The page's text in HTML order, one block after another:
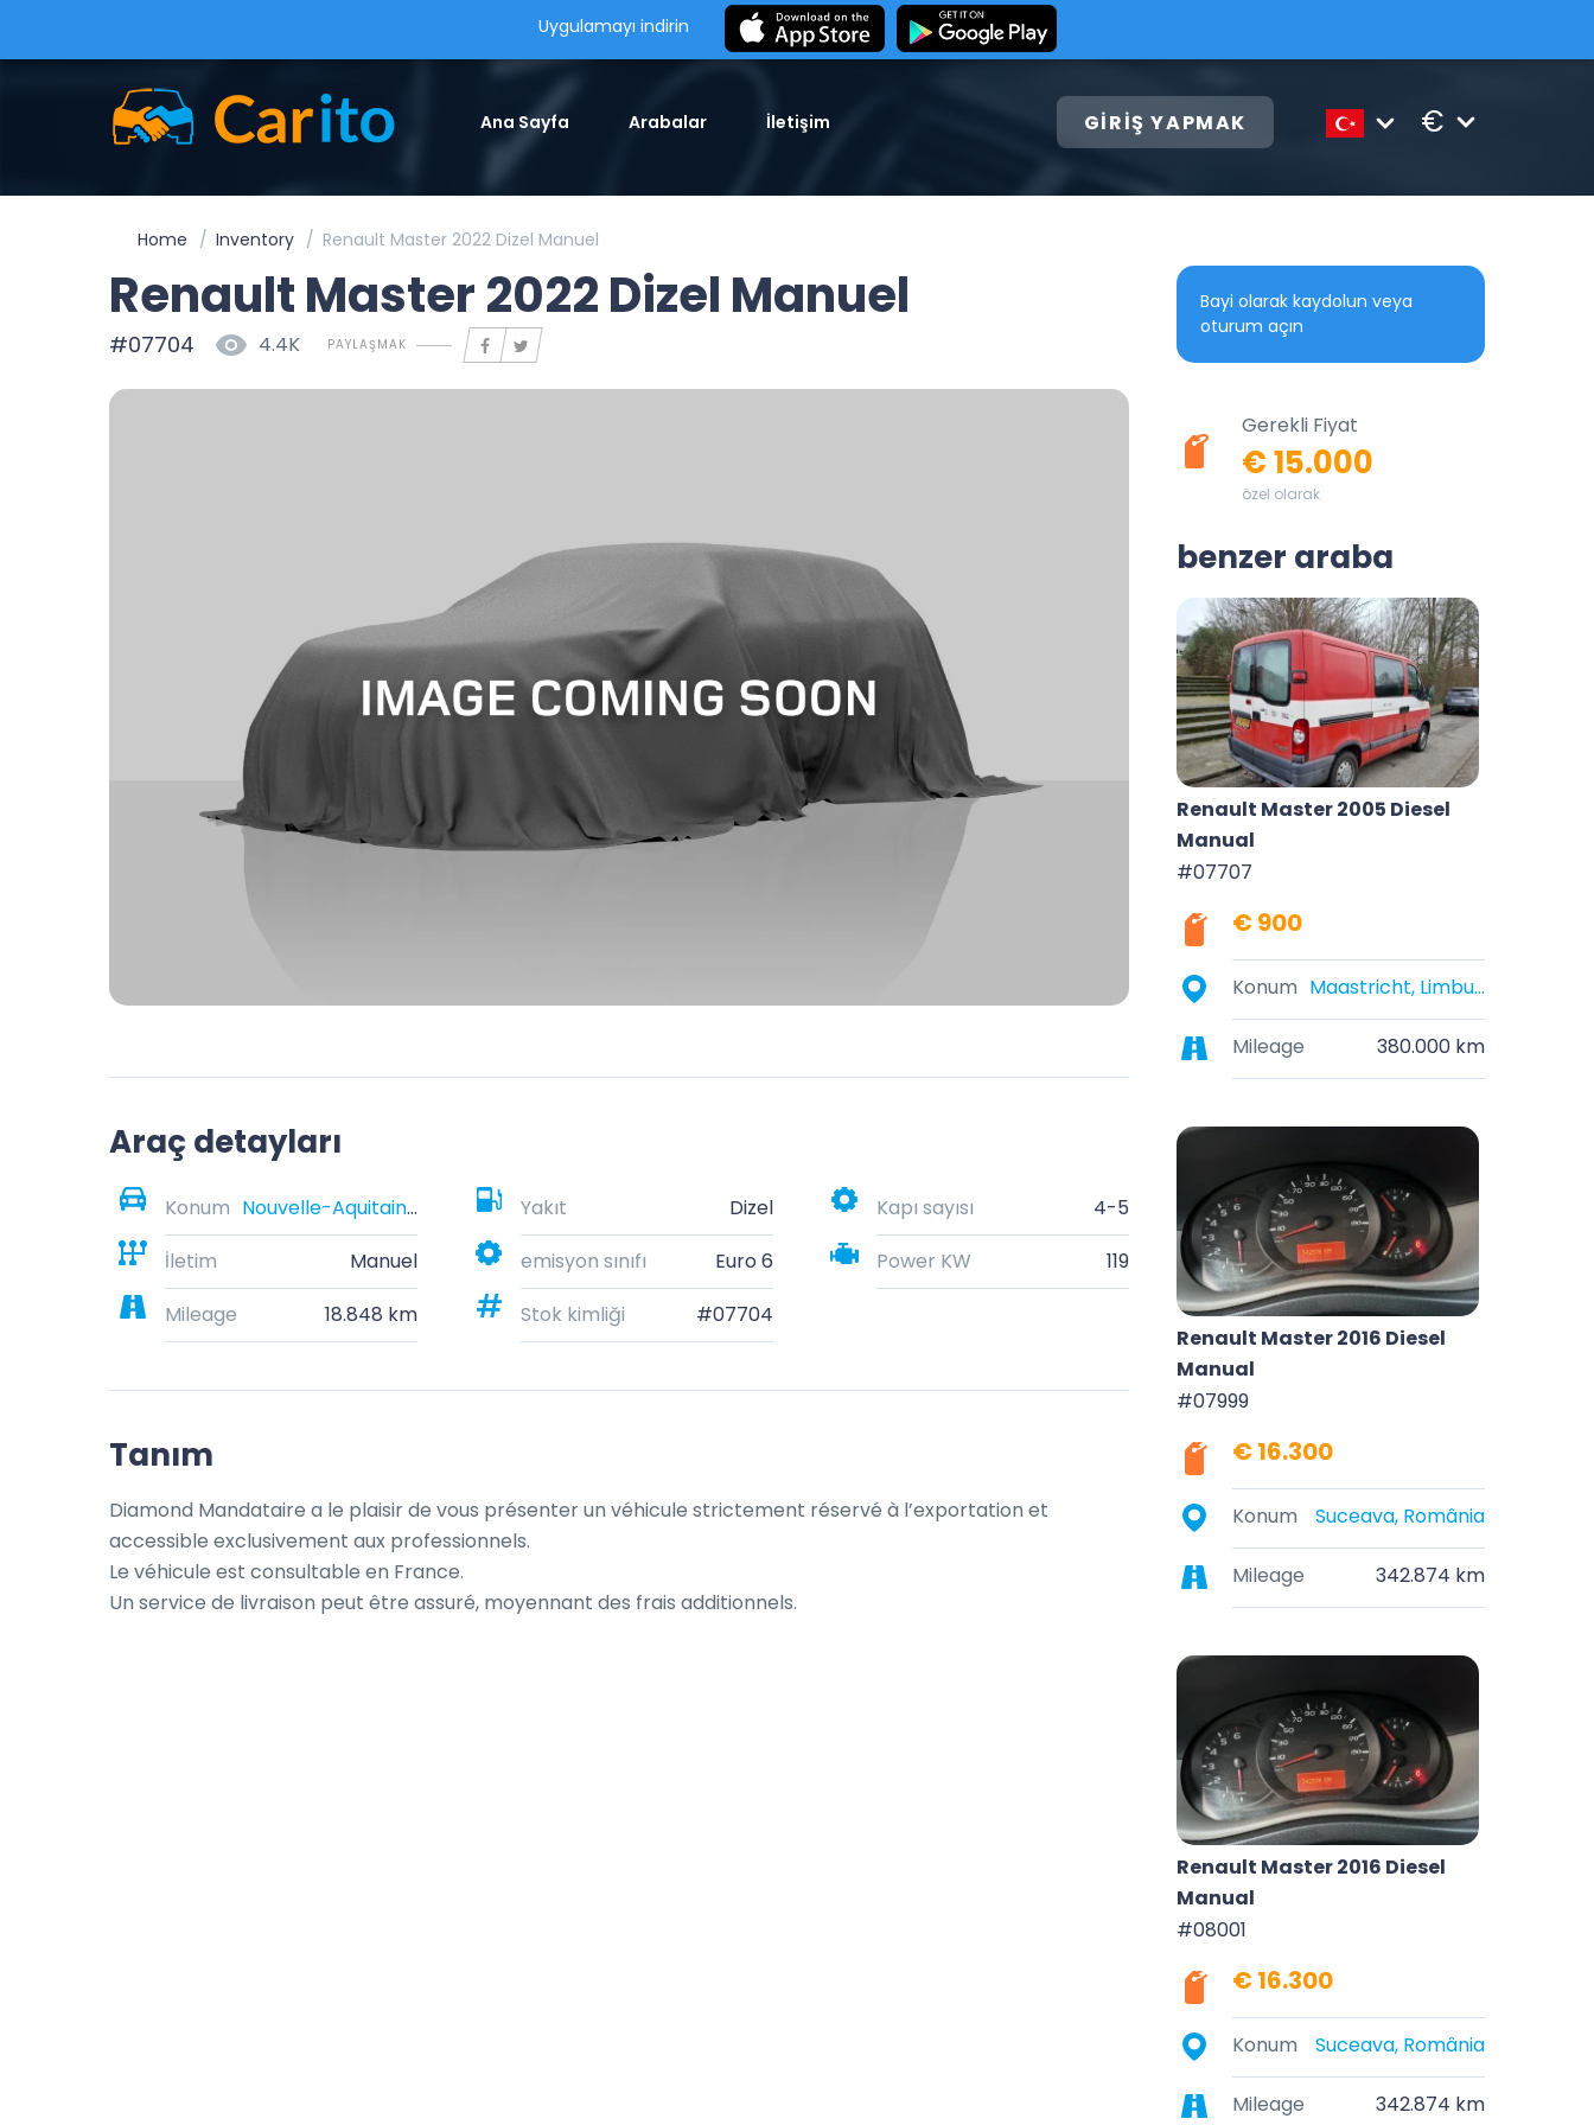
Uygulamayı indirin
Ana Sayfa Arabalar İletişim GIRIŞ YAPMAK €
Home Inventory Renault Master 2022 Dizel Manuel
Renault Master 2022 Dizel Manuel
#07704 4.4K PAYLAŞMAK
Araç detayları
Konum Nouvelle-Aquitaine, France Yakıt Dizel Kapı sayısı
4-5
İletim
Manuel emisyon sınıfı Euro 6 Power KW
119
Mileage
18.848 km Stok kimliği #07704
Tanım
Diamond Mandataire a le plaisir de vous présenter un véhicule strictement réservé à l’exportation et
accessible exclusivement aux professionnels.
Le véhicule est consultable en France.
Un service de livraison peut être assuré, moyennant des frais additionnels.
Bayi olarak kaydolun veya
oturum açın
Gerekli Fiyat
€ 15.000
özel olarak
benzer araba
Renault Master 2005 Diesel
Manual
#07707
€ 900
Konum Maastricht, Limburg, Nederland
Mileage 380.000 km
Renault Master 2016 Diesel
Manual
#07999
€ 16.300
Konum Suceava, România
Mileage 342.874 km
Renault Master 2016 Diesel
Manual
#08001
€ 16.300
Konum Suceava, România
Mileage 342.874 km